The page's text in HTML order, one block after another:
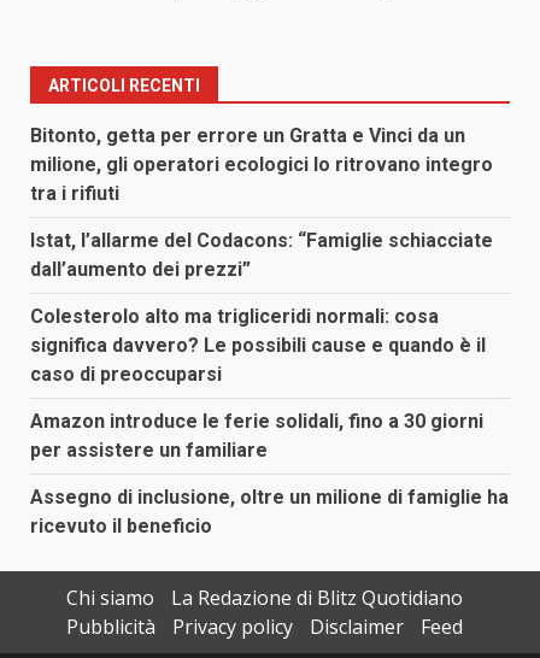
ARTICOLI RECENTI
Bitonto, getta per errore un Gratta e Vinci da un
milione, gli operatori ecologici lo ritrovano integro
tra i rifiuti
Istat, l’allarme del Codacons: “Famiglie schiacciate
dall’aumento dei prezzi”
Colesterolo alto ma trigliceridi normali: cosa
significa davvero? Le possibili cause e quando è il
caso di preoccuparsi
Amazon introduce le ferie solidali, fino a 30 giorni
per assistere un familiare
Assegno di inclusione, oltre un milione di famiglie ha
ricevuto il beneficio
Chi siamo
La Redazione di Blitz Quotidiano
Pubblicità
Privacy policy Disclaimer Feed